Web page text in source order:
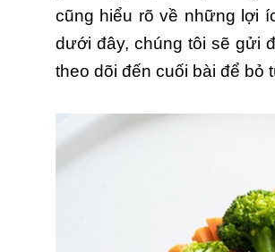
cũng hiểu rõ về những lợi
dưới đây, chúng tôi sẽ gửi
theo dõi đến cuối bài để bỏ